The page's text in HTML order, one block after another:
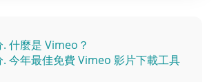
什麼是 Vimeo？
. 今年最佳免費 Vimeo 影片下載工具